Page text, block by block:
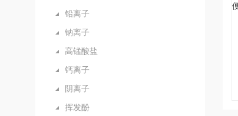
铅离子
钠离子
高锰酸盐
钙离子
阴离子
挥发酚